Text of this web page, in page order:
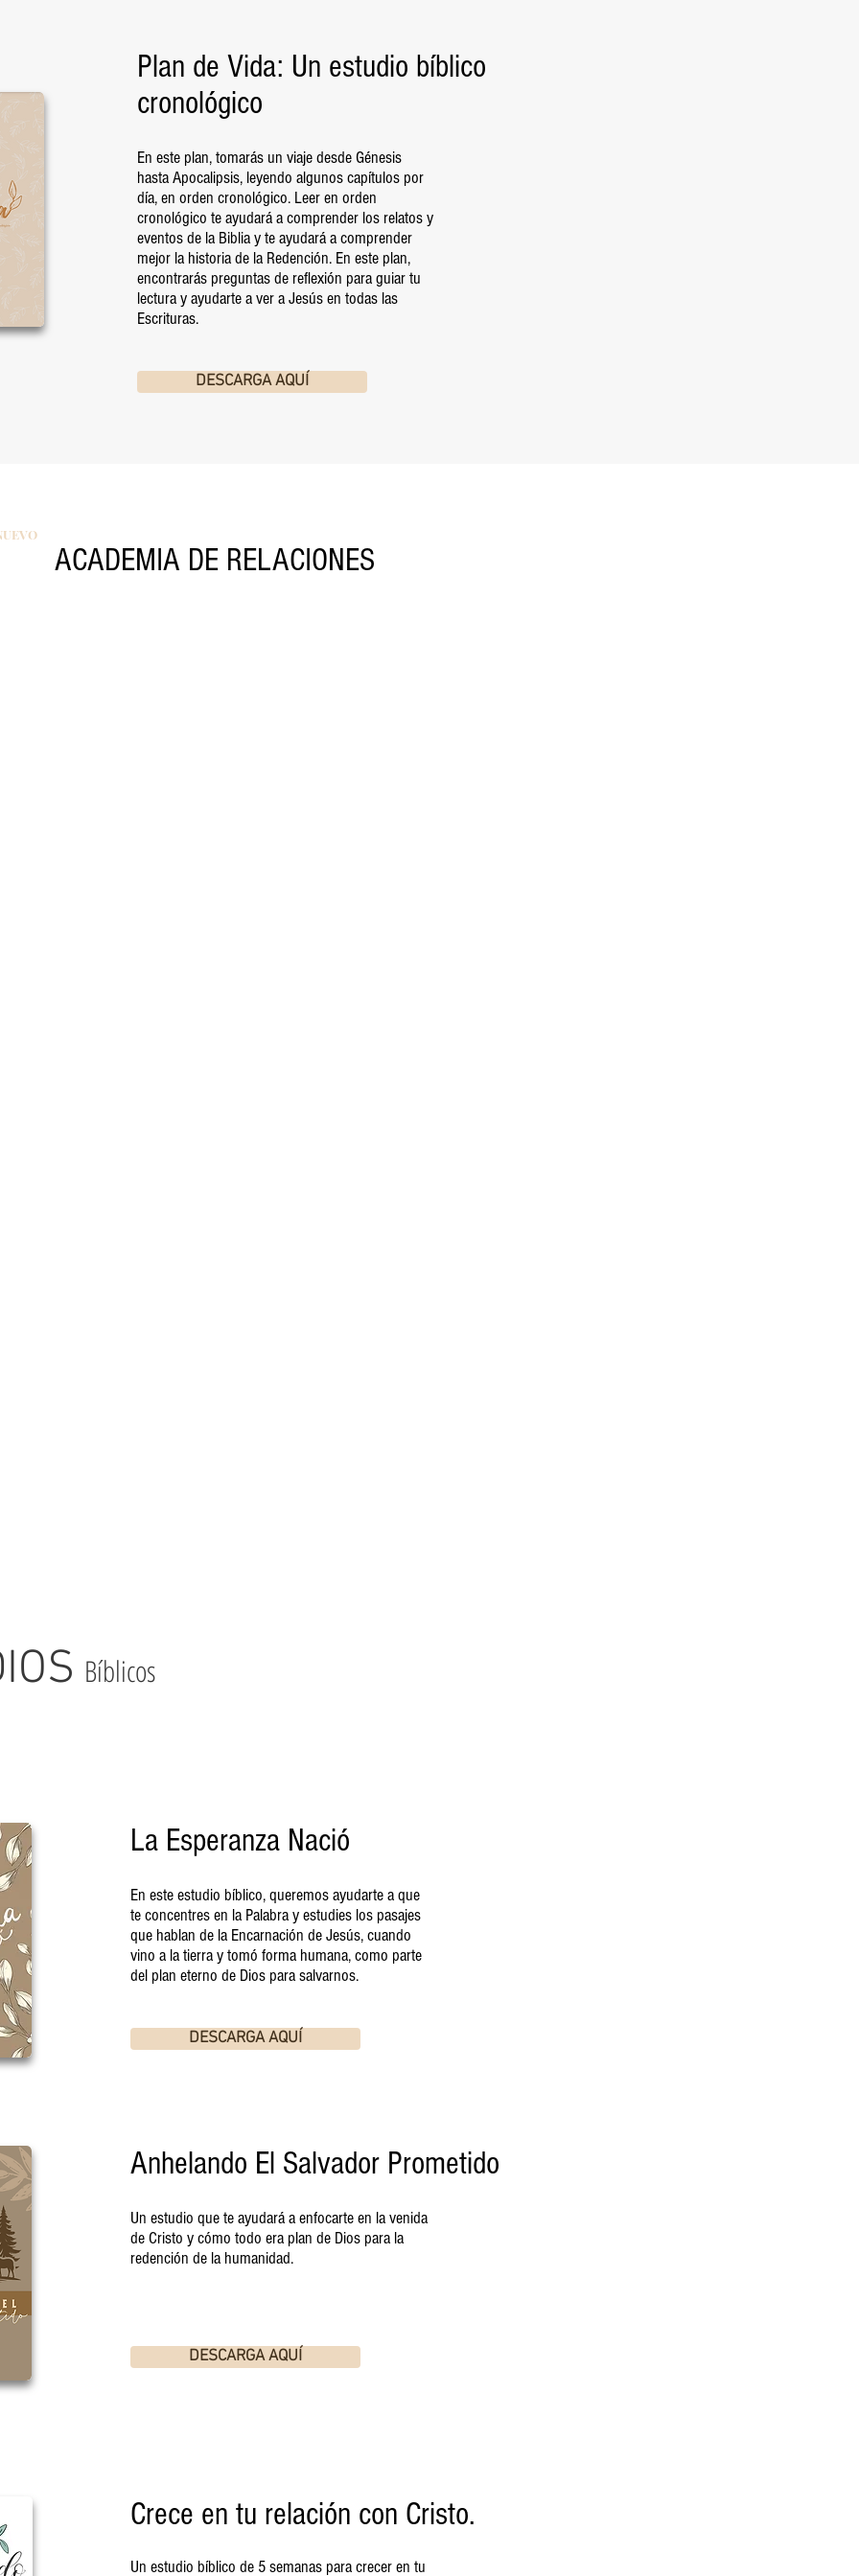
Plan de Vida: Un estudio bíblico
cronológico
En este plan, tomarás un viaje desde Génesis
hasta Apocalipsis, leyendo algunos capítulos por
día, en orden cronológico. Leer en orden
cronológico te ayudará a comprender los relatos y
eventos de la Biblia y te ayudará a comprender
mejor la historia de la Redención. En este plan,
encontrarás preguntas de reflexión para guiar tu
lectura y ayudarte a ver a Jesús en todas las
Escrituras.
DESCARGA AQUÍ
ACADEMIA DE RELACIONES
Bíblicos
La Esperanza Nació
En este estudio bíblico, queremos ayudarte a que
te concentres en la Palabra y estudies los pasajes
que hablan de la Encarnación de Jesús, cuando
vino a la tierra y tomó forma humana, como parte
del plan eterno de Dios para salvarnos.
DESCARGA AQUÍ
Anhelando El Salvador Prometido
Un estudio que te ayudará a enfocarte en la venida
de Cristo y cómo todo era plan de Dios para la
redención de la humanidad.
DESCARGA AQUÍ
Crece en tu relación con Cristo.
Un estudio bíblico de 5 semanas para crecer en tu